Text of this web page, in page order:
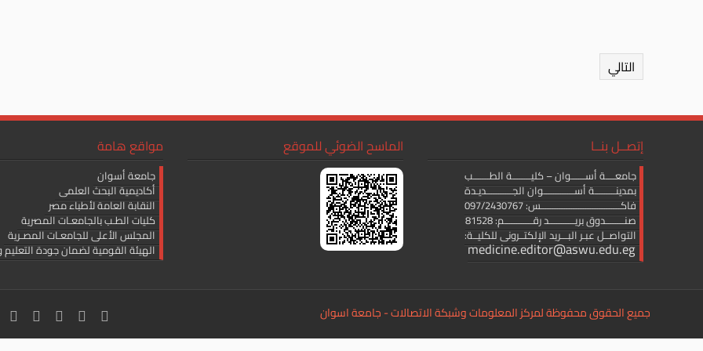
التالي
مواقع هامة
جامعة أسوان
أكاديمية البحث العلمى
النقابة العامة لأطباء مصر
كليات الطـب بالجامعـات المصرية
المجلس الأعلى للجامعـات المصـرية
الهيئة القومية لضمان جودة التعليم
الماسح الضوئي للموقع إتصــل بنــا
جامعــــة أســــــوان – كليــــــــة الطـــــــب
بمدينـــــــــة أســـــــــــــوان الجـــــــــــديـدة
فاكــــــــــــــــــــــــــــــــــس: 097/2430767
صنــــــــدوق بريـــــــــــد رقــــــــــــم: 81528
التواصــل عبـر البـــريد الإلكتــرونى للكليــة:
medicine.editor@aswu.edu.eg
جميع الحقوق محفوظة لمركز المعلومات وشبكة الاتصالات - جامعة اسوان